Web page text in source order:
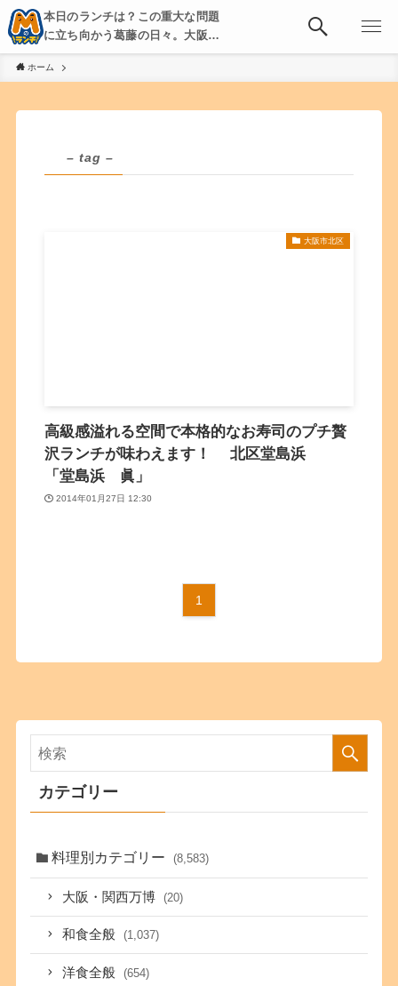
本日のランチは？この重大な問題
に立ち向かう葛藤の日々。大阪・
京都・神戸を中心とした食べ歩
き、飲み歩きを綴る。
ホーム
– tag –
大阪市北区
高級感溢れる空間で本格的なお寿司のプチ贅
沢ランチが味わえます！ 北区堂島浜
「堂島浜 眞」
2014年01月27日 12:30
1
カテゴリー
料理別カテゴリー (8,583)
大阪・関西万博 (20)
和食全般 (1,037)
洋食全般 (654)